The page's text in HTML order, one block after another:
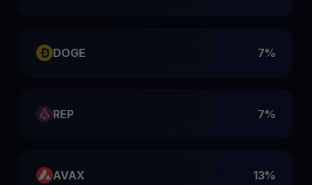
DOGE 7%
REP 7%
AVAX 13%